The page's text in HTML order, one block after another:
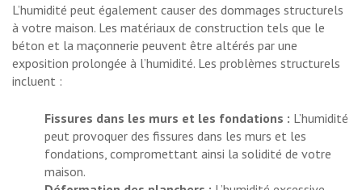
L’humidité peut également causer des dommages structurels
à votre maison. Les matériaux de construction tels que le
béton et la maçonnerie peuvent être altérés par une
exposition prolongée à l’humidité. Les problèmes structurels
incluent :
Fissures dans les murs et les fondations : L’humidité
peut provoquer des fissures dans les murs et les
fondations, compromettant ainsi la solidité de votre
maison.